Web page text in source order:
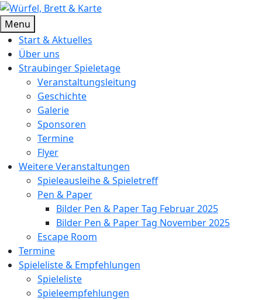
Skip
to
content
Würfel, Brett & Karte
Brettspielverein & Veranstalter Straubinger Spieletage
Menu
Start & Aktuelles
Über uns
Straubinger Spieletage
Veranstaltungsleitung
Geschichte
Galerie
Sponsoren
Termine
Flyer
Weitere Veranstaltungen
Spieleausleihe & Spieletreff
Pen & Paper
Bilder Pen & Paper Tag Februar 2025
Bilder Pen & Paper Tag November 2025
Escape Room
Termine
Spieleliste & Empfehlungen
Spieleliste
Spieleempfehlungen